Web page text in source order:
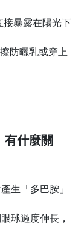
接暴露在陽光下
擦防曬乳或穿上
有什麼關
生「多巴胺」
過度伸長，